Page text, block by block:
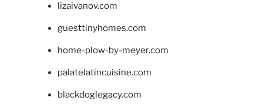
lizaivanov.com
guesttinyhomes.com
home-plow-by-meyer.com
palatelatincuisine.com
blackdoglegacy.com